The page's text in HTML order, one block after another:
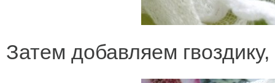
Затем добавляем